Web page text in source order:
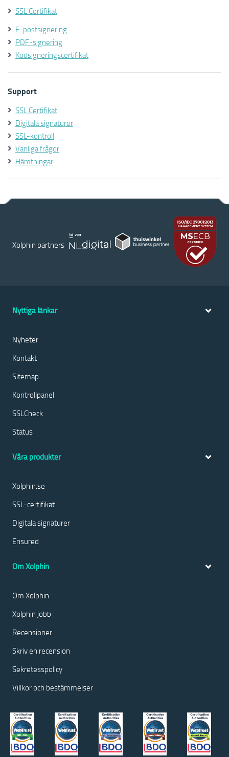
SSL Certifikat
E-postsignering
PDF-signering
Kodsigneringscertifikat
Support
SSL Certifikat
Digitala signaturer
SSL-kontroll
Vanliga frågor
Hämtningar
Xolphin partners
Nyttiga länkar
Nyheter
Kontakt
Sitemap
Kontrollpanel
SSLCheck
Status
Våra produkter
Xolphin.se
SSL-certifikat
Digitala signaturer
Ensured
Om Xolphin
Om Xolphin
Xolphin jobb
Recensioner
Skriv en recension
Sekretesspolicy
Villkor och bestämmelser